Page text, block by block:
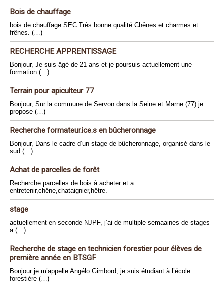
Bois de chauffage
bois de chauffage SEC Très bonne qualité Chênes et charmes et
frênes. (…)
RECHERCHE APPRENTISSAGE
Bonjour, Je suis âgé de 21 ans et je poursuis actuellement une
formation (…)
Terrain pour apiculteur 77
Bonjour, Sur la commune de Servon dans la Seine et Marne (77) je
propose (…)
Recherche formateur.ice.s en bûcheronnage
Bonjour, Dans le cadre d’un stage de bûcheronnage, organisé dans le
sud (…)
Achat de parcelles de forêt
Recherche parcelles de bois à acheter et a
entretenir,chêne,chataignier,hêtre.
stage
actuellement en seconde NJPF, j’ai de multiple semaaines de stages
a (…)
Recherche de stage en technicien forestier pour élèves de
première année en BTSGF
Bonjour je m’appelle Angélo Gimbord, je suis étudiant à l’école
forestière (…)